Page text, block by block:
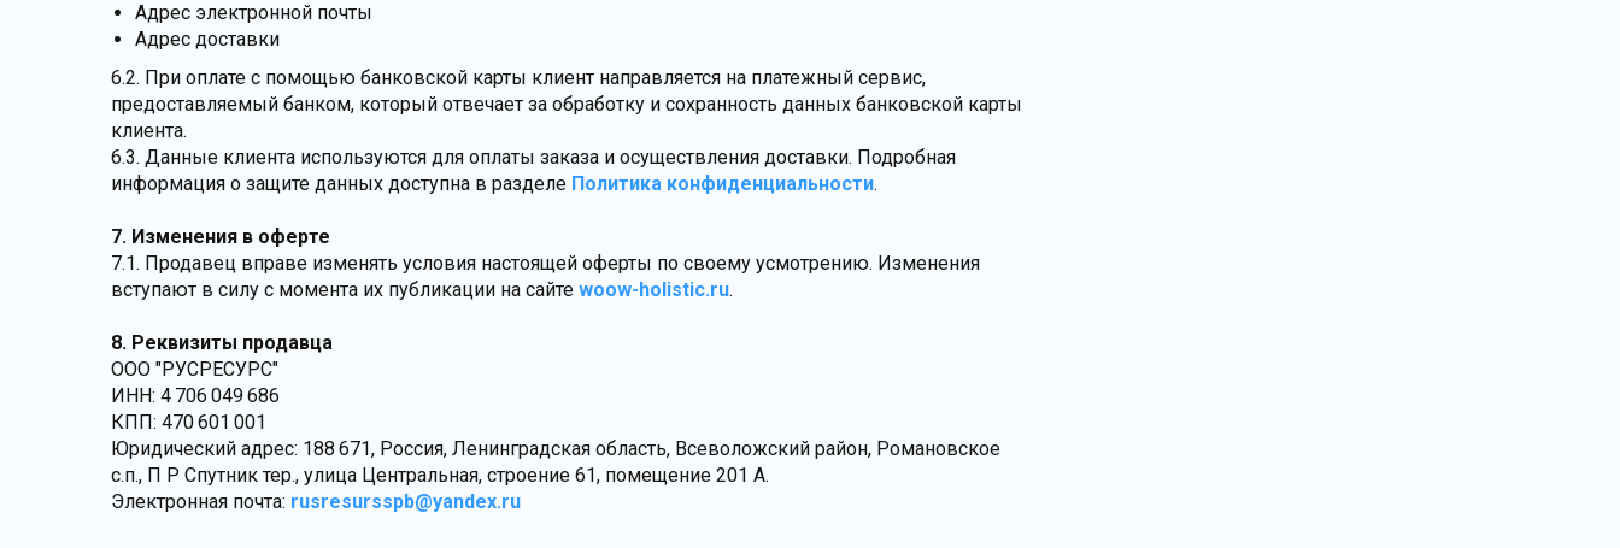
Адрес электронной почты
Адрес доставки
6.2. При оплате с помощью банковской карты клиент направляется на платежный сервис,
предоставляемый банком, который отвечает за обработку и сохранность данных банковской карты
клиента.
6.3. Данные клиента используются для оплаты заказа и осуществления доставки. Подробная
информация о защите данных доступна в разделе Политика конфиденциальности.
7. Изменения в оферте
7.1. Продавец вправе изменять условия настоящей оферты по своему усмотрению. Изменения
вступают в силу с момента их публикации на сайте woow-holistic.ru.
8. Реквизиты продавца
ООО "РУСРЕСУРС"
ИНН: 4 706 049 686
КПП: 470 601 001
Юридический адрес: 188 671, Россия, Ленинградская область, Всеволожский район, Романовское
с.п., П Р Спутник тер., улица Центральная, строение 61, помещение 201 А.
Электронная почта: rusresursspb@yandex.ru